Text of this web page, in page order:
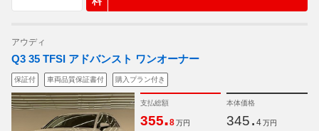
アウディ
Q3 35 TFSI アドバンスト ワンオーナー
保証付 車両品質保証書付 購入プラン付き
支払総額
355.8 万円
本体価格
345. 4 万円